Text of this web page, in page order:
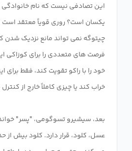
این تصادفی نیست که نام خانوادگی
یکسان است؟ روری قویاً معتقد است
چیتوگه نمی تواند مانع نزدیک شدن
فرصت های متعددی را برای کوزاکی
خود را با راکو تقویت کند، فقط برای
بعد، سیشیرو تسوگومی، "پسر"
عسل، کلود، قرار دارد. کلود بیش از